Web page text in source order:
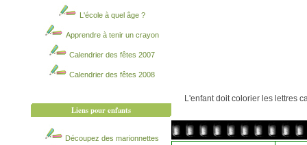
L'école à quel âge ?
Apprendre à tenir un crayon
Calendrier des fêtes 2007
Calendrier des fêtes 2008
Liens pour enfants
Découpez des marionnettes
L'enfant doit colorier les lettres